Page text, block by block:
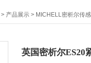
> 产品展示 > MICHELL密析尔传
英国密析尔ES20